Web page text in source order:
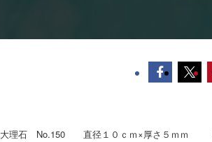
大理石 No.150 直径１０ｃｍ×厚さ５ｍｍ